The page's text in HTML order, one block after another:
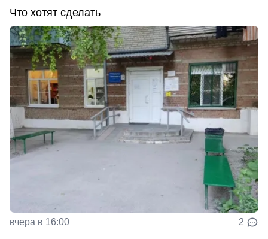
Что хотят сделать
вчера в 16:00 2